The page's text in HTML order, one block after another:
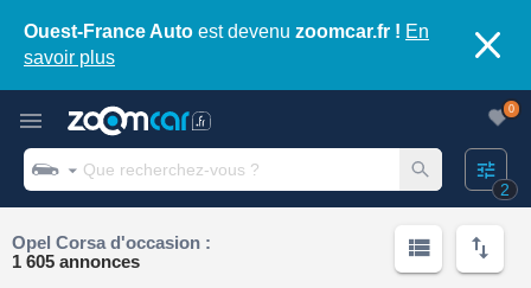
Ouest-France Auto est devenu zoomcar.fr ! En
savoir plus
2
0
Opel Corsa d'occasion :
1 605 annonces